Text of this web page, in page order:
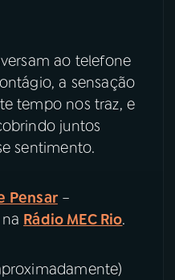
Facebook
X
ao telefone
a sensação
tempo nos traz, e
juntos
sentimento.
Pensar–
Rádio MEC Rio.